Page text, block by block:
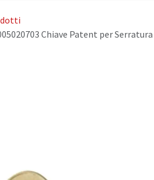
Chiave Patent per